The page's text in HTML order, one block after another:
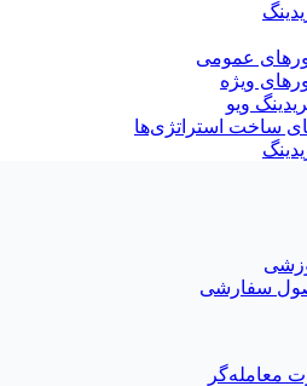
عمومی
ویژه
ویو
ساخت استراتژی‌ها
سفارشی
معامله‌گر